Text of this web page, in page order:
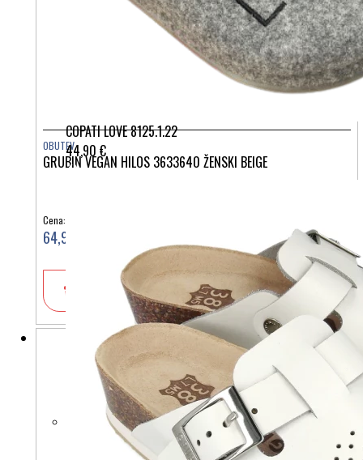
COPATI LOVE 8125.1.22
44,90 €
OBUTEV
GRUBIN VEGAN HILOS 3633640 ŽENSKI BEIGE
Cena:
64,90 €
V košarico